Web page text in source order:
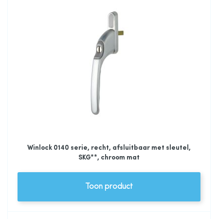
Winlock 0140 serie, recht, afsluitbaar met sleutel,
SKG**, chroom mat
Toon product